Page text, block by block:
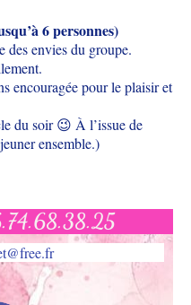
6 personnes)
des envies du groupe.
encouragée pour le plaisir et
du soir 😉 À l’issue de
ensemble.)